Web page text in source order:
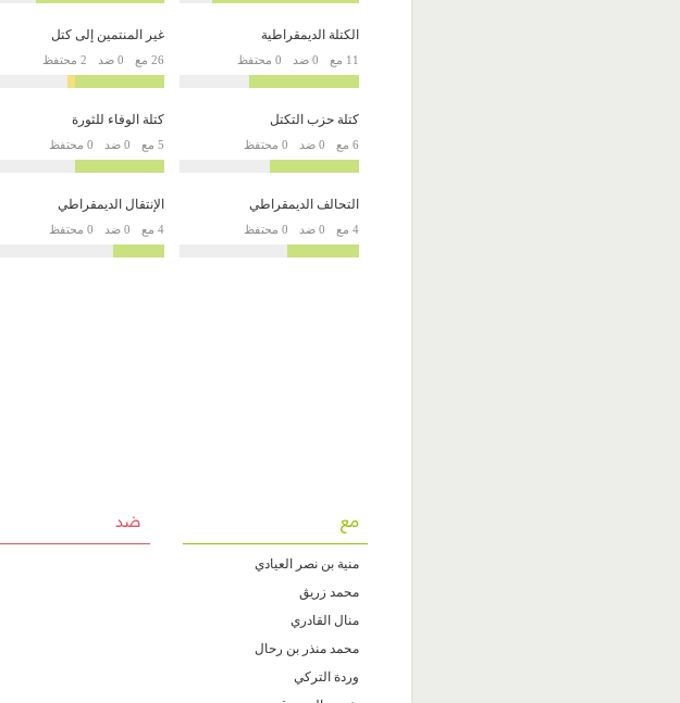
الكتلة الديمقراطية
11 مع 0 ضد 0 محتفظ
غير المنتمين إلى كتل
26 مع 0 ضد 2 محتفظ
كتلة حزب التكتل
6 مع 0 ضد 0 محتفظ
كتلة الوفاء للثورة
5 مع 0 ضد 0 محتفظ
التحالف الديمقراطي
4 مع 0 ضد 0 محتفظ
الإنتقال الديمقراطي
4 مع 0 ضد 0 محتفظ
مع
منية بن نصر العيادي
محمد زريڨ
منال القادري
محمد منذر بن رحال
وردة التركي
ضد